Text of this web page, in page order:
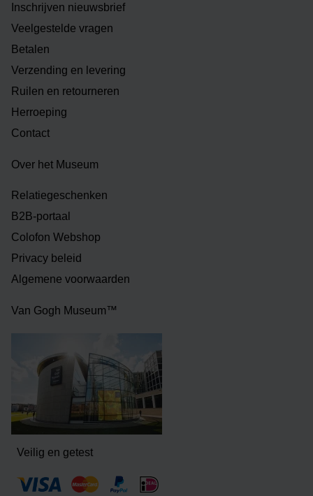
Inschrijven nieuwsbrief
Veelgestelde vragen
Betalen
Verzending en levering
Ruilen en retourneren
Herroeping
Contact
Over het Museum
Relatiegeschenken
B2B-portaal
Colofon Webshop
Privacy beleid
Algemene voorwaarden
Van Gogh Museum™
Veilig en getest